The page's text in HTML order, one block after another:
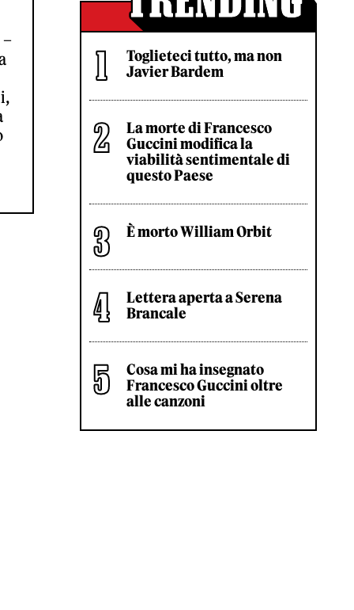
–
Toglieteci tutto, ma non
Javier Bardem
La morte di Francesco
Guccini modifica la
viabilità sentimentale di
questo Paese
È morto William Orbit
Lettera aperta a Serena
Brancale
Cosa mi ha insegnato
Francesco Guccini oltre
alle canzoni